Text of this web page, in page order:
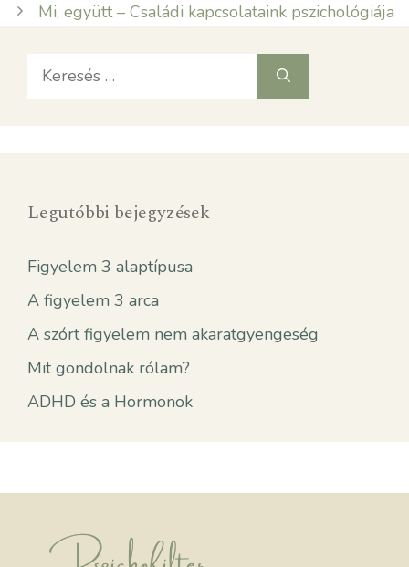
Mi, együtt – Családi kapcsolataink pszichológiája
Keresés:
Legutóbbi bejegyzések
Figyelem 3 alaptípusa
A figyelem 3 arca
A szórt figyelem nem akaratgyengeség
Mit gondolnak rólam?
ADHD és a Hormonok